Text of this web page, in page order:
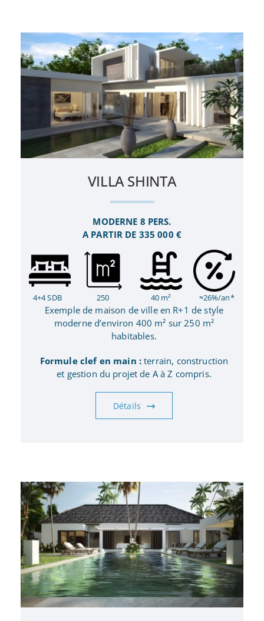
VILLA SHINTA
MODERNE 8 PERS.
A PARTIR DE 335 000 €
4+4 SDB 250 40 m² ≈26%/an*
Exemple de maison de ville en R+1 de style
moderne d’environ 400 m² sur 250 m²
habitables.
Formule clef en main : terrain, construction
et gestion du projet de A à Z compris.
Détails